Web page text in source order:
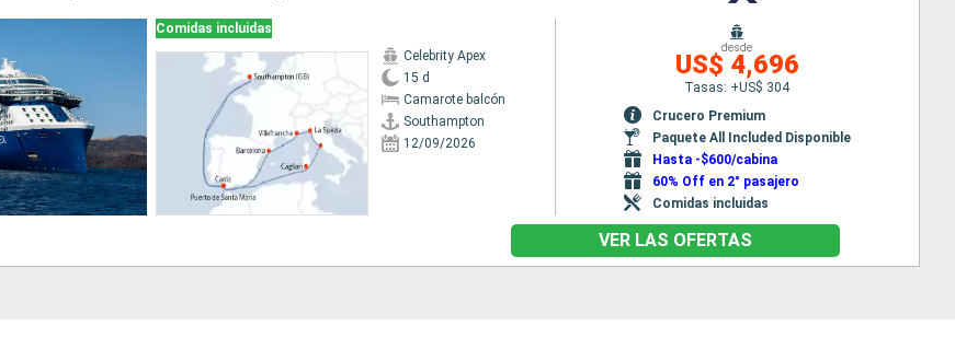
Comidas incluidas
Celebrity Apex
15 d
Camarote balcón
Southampton
12/09/2026
desde
US$ 4,696
Tasas: +US$ 304
Crucero Premium
Paquete All Included Disponible
Hasta -$600/cabina
60% Off en 2° pasajero
Comidas incluidas
VER LAS OFERTAS